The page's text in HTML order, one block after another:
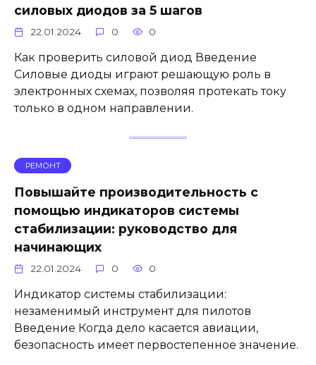
силовых диодов за 5 шагов
22.01.2024 0 0
Как проверить силовой диод Введение
Силовые диоды играют решающую роль в
электронных схемах, позволяя протекать току
только в одном направлении.
РЕМОНТ
Повышайте производительность с
помощью индикаторов системы
стабилизации: руководство для
начинающих
22.01.2024 0 0
Индикатор системы стабилизации:
незаменимый инструмент для пилотов
Введение Когда дело касается авиации,
безопасность имеет первостепенное значение.